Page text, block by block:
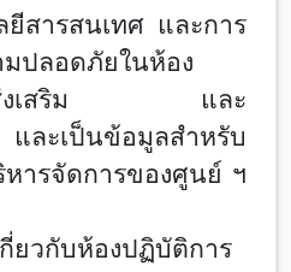
สารสนเทศ และการ
ปลอดภัยในห้อง
อส่งเสริม และ
ละเป็นข้อมูลสำหรับ
ารจัดการของศูนย์ ฯ
ยวกับห้องปฏิบัติการ